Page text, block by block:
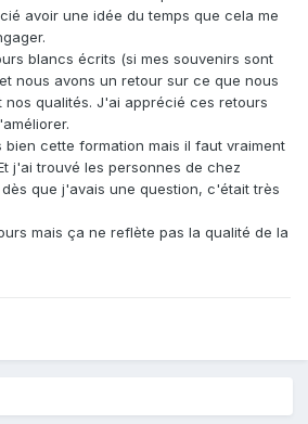
avoir une idée du temps que cela me
blancs écrits (si mes souvenirs sont
nous avons un retour sur ce que nous
nos qualités. J'ai apprécié ces retours
cette formation mais il faut vraiment
j'ai trouvé les personnes de chez
que j'avais une question, c'était très
mais ça ne reflète pas la qualité de la